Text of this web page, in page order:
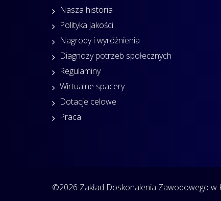
Nasza historia
Polityka jakości
Nagrody i wyróżnienia
Diagnozy potrzeb społecznych
Regulaminy
Wirtualne spacery
Dotacje celowe
Praca
©2026 Zakład Doskonalenia Zawodowego w